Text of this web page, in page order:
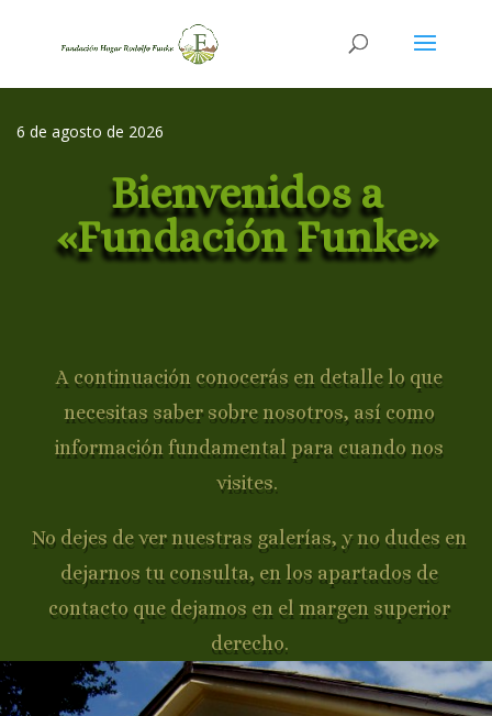
6 de agosto de 2026
Bienvenidos a
«Fundación Funke»
A continuación conocerás en detalle lo que
necesitas saber sobre nosotros, así como
información fundamental para cuando nos
visites.
No dejes de ver nuestras galerías, y no dudes en
dejarnos tu consulta, en los apartados de
contacto que dejamos en el margen superior
derecho.